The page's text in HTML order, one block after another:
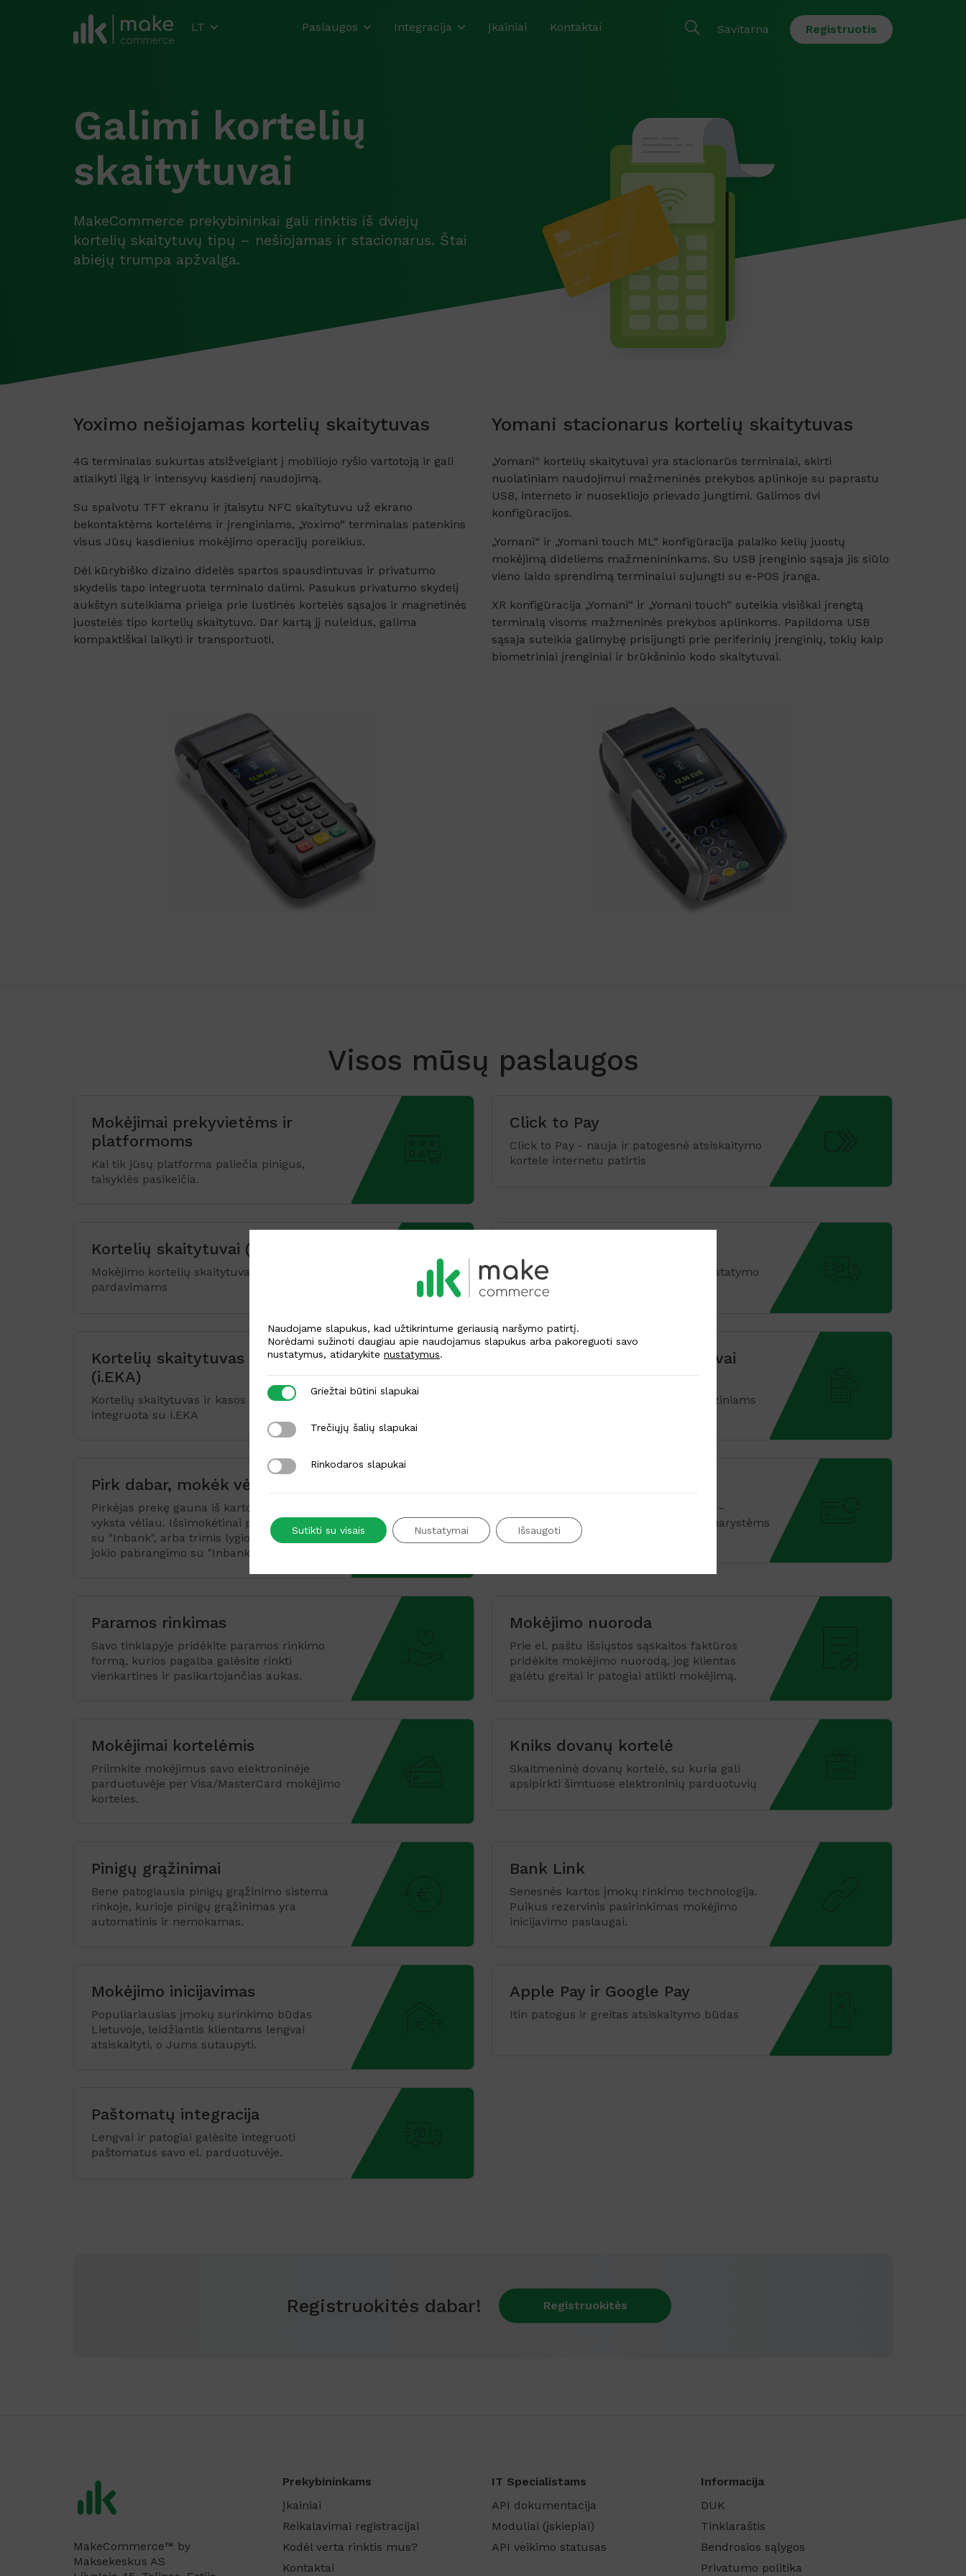
LT Paslaugos Integracija Įkainiai Kontaktai Savitarna Registruotis
Galimi kortelių
skaitytuvai
MakeCommerce prekybininkai gali rinktis iš dviejų
kortelių skaitytuvų tipų – nešiojamas ir stacionarus. Štai
abiejų trumpa apžvalga.
Yoximo nešiojamas kortelių skaitytuvas
4G terminalas sukurtas atsižvelgiant į mobiliojo ryšio vartotoją ir gali
atlaikyti ilgą ir intensyvų kasdienį naudojimą.
Su spalvotu TFT ekranu ir įtaisytu NFC skaitytuvu už ekrano
bekontaktėms kortelėms ir įrenginiams, „Yoximo“ terminalas patenkins
visus Jūsų kasdienius mokėjimo operacijų poreikius.
Dėl kūrybiško dizaino didelės spartos spausdintuvas ir privatumo
skydelis tapo integruota terminalo dalimi. Pasukus privatumo skydelį
aukštyn suteikiama prieiga prie lustinės kortelės sąsajos ir magnetinės
juostelės tipo kortelių skaitytuvo. Dar kartą jį nuleidus, galima
kompaktiškai laikyti ir transportuoti.
Yomani stacionarus kortelių skaitytuvas
„Yomani“ kortelių skaitytuvai yra stacionarūs terminalai, skirti
nuolatiniam naudojimui mažmeninės prekybos aplinkoje su paprastu
USB, interneto ir nuosekliojo prievado jungtimi. Galimos dvi
konfigūracijos.
„Yomani“ ir „Yomani touch ML“ konfigūracija palaiko kelių juostų
mokėjimą dideliems mažmenininkams. Su USB įrenginio sąsaja jis siūlo
vieno laido sprendimą terminalui sujungti su e-POS įranga.
XR konfigūracija „Yomani“ ir „Yomani touch“ suteikia visiškai įrengtą
terminalą visoms mažmeninės prekybos aplinkoms. Papildoma USB
sąsaja suteikia galimybę prisijungti prie periferinių įrenginių, tokių kaip
biometriniai įrenginiai ir brūkšninio kodo skaitytuvai.
Visos mūsų paslaugos
Mokėjimai prekyvietėms ir
platformoms
Kai tik jūsų platforma paliečia pinigus,
taisyklės pasikeičia.
Click to Pay
Click to Pay - nauja ir patogesnė atsiskaitymo
kortele internetu patirtis
Kortelių skaitytuvai (POS)
Mokėjimo kortelių skaitytuvai Jūsų fiziniams
pardavimams
Ekonomiškas, patogus ir lankstus pristatymo
sprendimas e. parduotuvėms
Kortelių skaitytuvas su kasa
(i.EKA)
Kortelių skaitytuvas ir kasos sistema
integruota su i.EKA
Mokėjimo kortelių skaitytuvai
(POS)
Mokėjimo kortelių skaitytuvai Jūsų fiziniams
Pirk dabar, mokėk vėliau
Pirkėjas prekę gauna iš karto, o atsiskaitymas
vyksta vėliau. Išsimokėtinai per 6-60 mėnesių
su "Inbank", arba trimis lygiomis dalimis be
jokio pabrangimo su "Inbank3"
Prenumeratos, periodiniai mokėjimai –
paprastas sprendimas mėnesinėms narystėms
ir prenumeratoms.
Paramos rinkimas
Savo tinklapyje pridėkite paramos rinkimo
formą, kurios pagalba galėsite rinkti
vienkartines ir pasikartojančias aukas.
Mokėjimo nuoroda
Prie el. paštu išsiųstos sąskaitos faktūros
pridėkite mokėjimo nuorodą, jog klientas
galėtu greitai ir patogiai atlikti mokėjimą.
Mokėjimai kortelėmis
Priimkite mokėjimus savo elektroninėje
parduotuvėje per Visa/MasterCard mokėjimo
korteles.
Kniks dovanų kortelė
Skaitmeninė dovanų kortelė, su kuria gali
apsipirkti šimtuose elektroninių parduotuvių
Pinigų grąžinimai
Bene patogiausia pinigų grąžinimo sistema
rinkoje, kurioje pinigų grąžinimas yra
automatinis ir nemokamas.
Bank Link
Senesnės kartos įmokų rinkimo technologija.
Puikus rezervinis pasirinkimas mokėjimo
inicijavimo paslaugai.
Mokėjimo inicijavimas
Populiariausias įmokų surinkimo būdas
Lietuvoje, leidžiantis klientams lengvai
atsiskaityti, o Jums sutaupyti.
Apple Pay ir Google Pay
Itin patogus ir greitas atsiskaitymo būdas
Paštomatų integracija
Lengvai ir patogiai galėsite integruoti
paštomatus savo el. parduotuvėje.
Registruokitės dabar! Registruokitės
MakeCommerce™ by
Maksekeskus AS
Prekybininkams
Įkainiai
Reikalavimai registracijai
Kodėl verta rinktis mus?
Kontaktai
IT Specialistams
API dokumentacija
Moduliai (įskiepiai)
API veikimo statusas
Informacija
DUK
Tinklaraštis
Bendrosios sąlygos
Privatumo politika
Naudojame slapukus, kad užtikrintume geriausią naršymo patirtį.
Norėdami sužinoti daugiau apie naudojamus slapukus arba pakoreguoti savo
nustatymus, atidarykite nustatymus.
Griežtai būtini slapukai
Griežtai būtini slapukai
Trečiųjų šalių slapukai
Trečiųjų šalių slapukai
Rinkodaros slapukai
Rinkodaros slapukai
Sutikti su visais Nustatymai Išsaugoti